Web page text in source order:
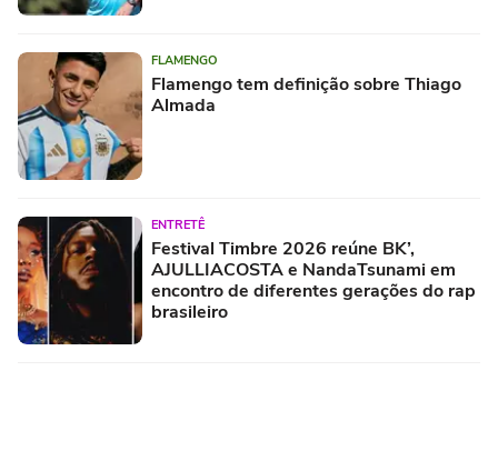
FLAMENGO
Flamengo tem definição sobre Thiago
Almada
ENTRETÊ
Festival Timbre 2026 reúne BK’,
AJULLIACOSTA e NandaTsunami em
encontro de diferentes gerações do rap
brasileiro